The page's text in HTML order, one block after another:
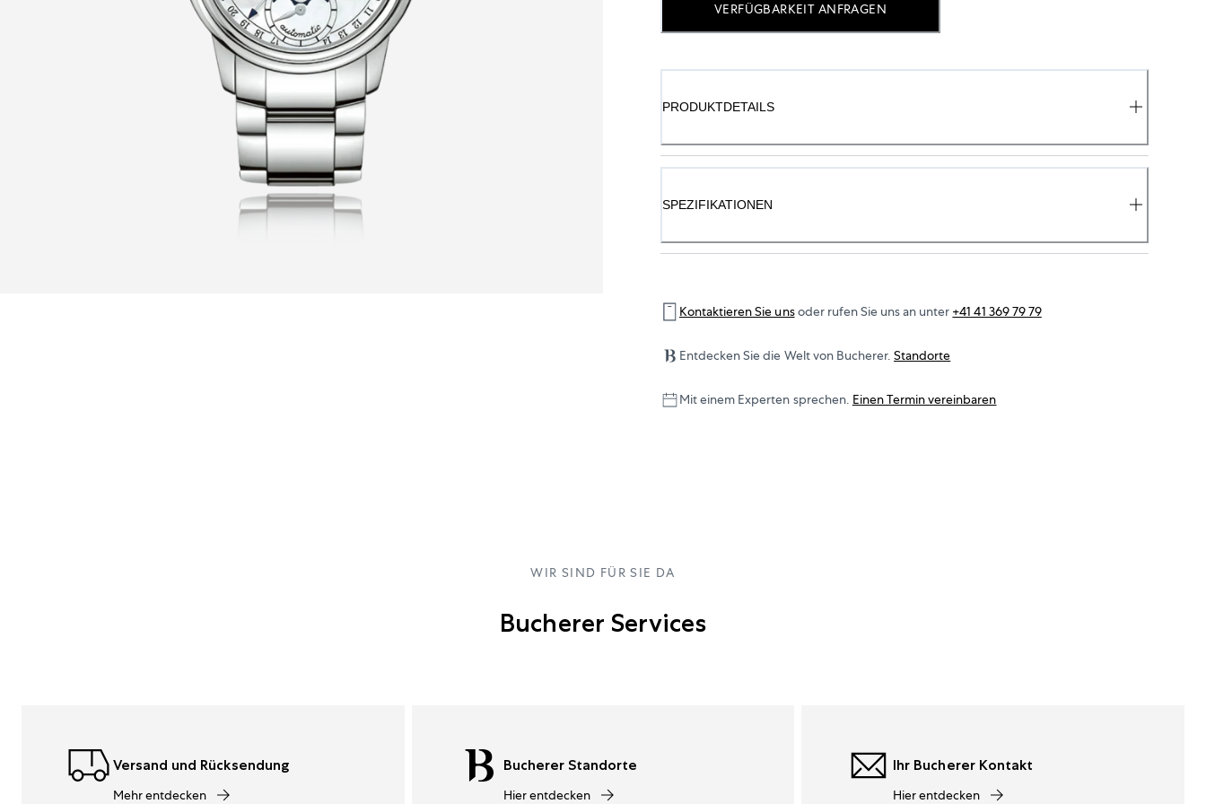
VERFÜGBARKEIT ANFRAGEN
PRODUKTDETAILS
SPEZIFIKATIONEN
Kontaktieren Sie unsoder rufen Sie uns an unter +41 41 369 79 79
Entdecken Sie die Welt von Bucherer. Standorte
Mit einem Experten sprechen. Einen Termin vereinbaren
WIR SIND FÜR SIE DA
Bucherer Services
Versand und Rücksendung
Mehr entdecken
Bucherer Standorte
Hier entdecken
Ihr Bucherer Kontakt
Hier entdecken